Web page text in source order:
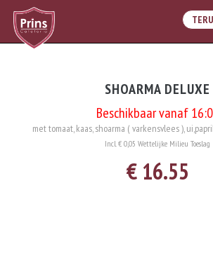
SHOARMA DELUXE
Beschikbaar vanaf
met tomaat, kaas, shoarma ( varkensvlees ),
Incl. € 0,05 Wettelijke Milieu Toeslag
€ 16.55